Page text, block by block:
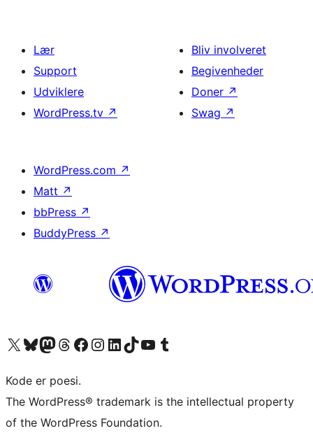
Lær
Support
Udviklere
WordPress.tv ↗
Bliv involveret
Begivenheder
Doner ↗
Swag ↗
WordPress.com ↗
Matt ↗
bbPress ↗
BuddyPress ↗
Besøg vores X (tidligere Twitter) konto
Besøg vores Bluesky-konto
Besøg vores Mastodon konto
Besøg vores Threads-konto
Besøg vores Facebook sideBesøg vores Instagram konto
Besøg vores LinkedIn konto
Besøg vores TikTok-konto
Besøg vores YouTube-kanalBesøg vores Tumblr-konto
Kode er poesi.
The WordPress® trademark is the intellectual property
of the WordPress Foundation.